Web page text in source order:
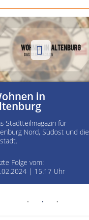
in
Stadtteilmagazin für
Nord, Südost und die
Folge vom:
| 15:17 Uhr